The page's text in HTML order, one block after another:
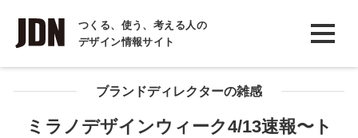
つくる、使う、考える人の
デザイン情報サイト
INTERVIEW
インタビュー
REPORTブランドディレクターの雑感
ミラノデザインウィーク4/13速報〜ト